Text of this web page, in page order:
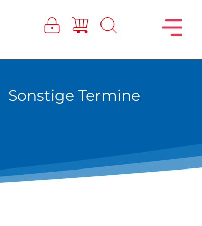
Sonstige Termine